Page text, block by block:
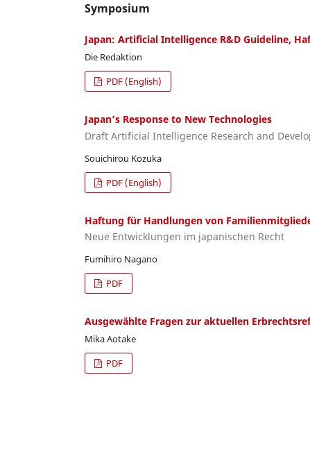
Symposium
Japan: Artificial Intelligence R&D Guideline,
Die Redaktion
PDF (English)
Japan’s Response to New Technologies
Draft Artificial Intelligence Research and
Souichirou Kozuka
PDF (English)
Haftung für Handlungen von
Neue Entwicklungen im japanischen Recht
Fumihiro Nagano
PDF
Ausgewählte Fragen zur aktuellen
Mika Aotake
PDF